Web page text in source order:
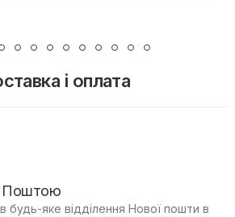
і оплата
Поштою
будь-яке відділення Нової пошти в